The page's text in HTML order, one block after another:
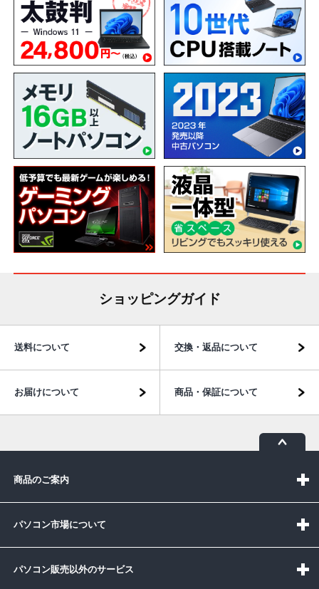
ショッピングガイド
送料について 交換・返品について
お届けについて 商品・保証について
商品のご案内
パソコン市場について
パソコン販売以外のサービス